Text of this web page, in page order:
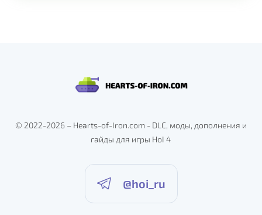
© 2022-2026 – Hearts-of-Iron.com - DLC, моды, дополнения и
гайды для игры HoI 4
@hoi_ru